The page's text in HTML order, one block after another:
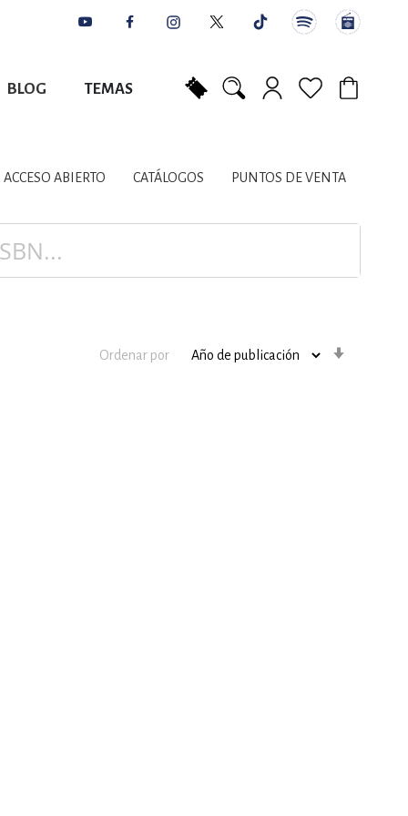
BLOG TEMAS
LITERARIOS
PLANIFICACIÓN
ACCESO ABIERTO CATÁLOGOS PUNTOS DE VENTA
Ordenar por